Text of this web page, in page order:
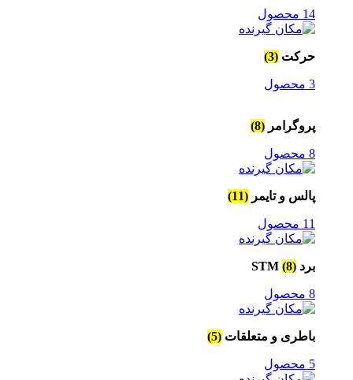
14 محصول
حرکت (3)
3 محصول
پروگرامر (8)
8 محصول
پالس و تایمر (11)
11 محصول
برد STM (8)
8 محصول
باطری و متعلقات (5)
5 محصول